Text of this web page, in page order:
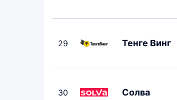
29 Тенге Винг
30 Солва